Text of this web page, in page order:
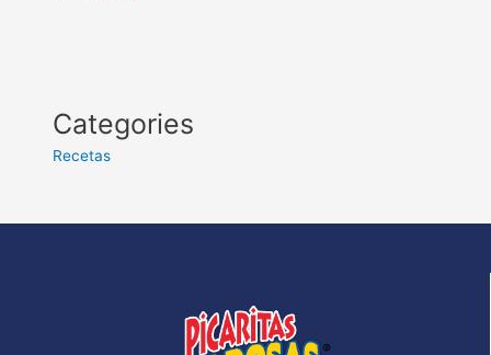
Categories
Recetas